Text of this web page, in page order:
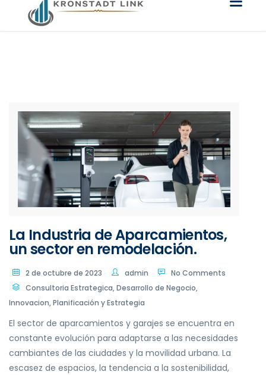
La Industria de Aparcamientos,
un sector en remodelación.
2 de octubre de 2023 admin
No Comments
Consultoria Estrategica,Desarrollo de Negocio,
Innovacion,Planificación y Estrategia
El sector de aparcamientos y garajes se encuentra en
constante evolución para adaptarse a las necesidades
cambiantes de las ciudades y la movilidad urbana. La
escasez de espacios, la tendencia a la sostenibilidad,